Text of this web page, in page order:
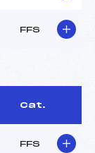
FFS
Cat.
FFS